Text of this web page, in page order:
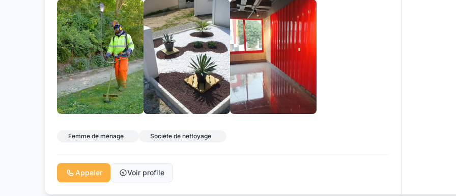
Femme de ménage Societe de nettoyage
Appeler Voir profile